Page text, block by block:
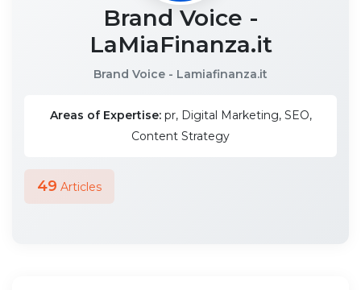
Brand Voice -
LaMiaFinanza.it
Brand Voice - Lamiafinanza.it
Areas of Expertise:pr, Digital Marketing, SEO,
Content Strategy
49 Articles